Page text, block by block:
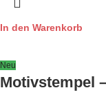
In den Warenkorb
Neu
Motivstempel